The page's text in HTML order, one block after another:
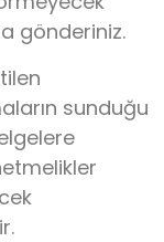
gönderiniz.
sunduğu